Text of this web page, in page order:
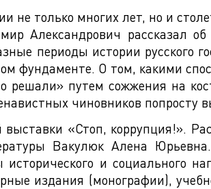
не только многих лет, но и
Александрович рассказал об
периоды истории русского
фундаменте. О том, какими
путем сожжения на
чиновников попросту
«Стоп, коррупция!».
Вакулюк Алена
и социального
издания (монографии),